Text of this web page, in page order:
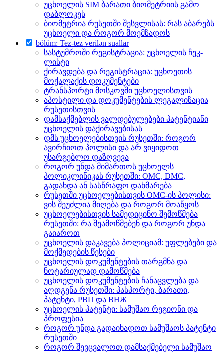
უცხოელის SIM ბარათი ბიომეტრიის გამო
დაბლოკეს
ბიომეტრია რუსეთში შესვლისას: რას აბარებს
უცხოელი და როგორ მოემზადოს
bölüm: Tez-tez verilən suallar
სასტუმროში რეგისტრაცია: უცხოელის ჩეკ-
ლისტი
ქირავდება და რეგისტრაცია: უცხოეთის
მოქალაქის დოკუმენტები
ტრანსპორტი მოსკოვში უცხოელისთვის
აპოსტილი და დოკუმენტების ლეგალიზაცია
რუსეთისთვის
დამსაქმებლის ვალდებულებები პატენტიანი
უცხოელის დაქირავებისას
დმს უცხოელებისთვის რუსეთში: როგორ
ავირჩიოთ პოლისი და არ ვიყიდოთ
უსარგებლო დაზღვევა
როგორ უნდა მიმართოს უცხოელს
პოლიკლინიკას რუსეთში: OMC, DMC,
გადახდა ან სასწრაფო დახმარება
რუსეთში უცხოელებისთვის OMC-ის პოლისი:
ვის შეუძლია მიღება და როგორ მოაწყოს
უცხოელებისთვის სამედიცინო შემოწმება
რუსეთში: რა შეამოწმებენ და როგორ უნდა
გაიაროთ
უცხოელის დაკავება პოლიციამ: უფლებები და
მოქმედების წესები
უცხოელის დოკუმენტების თარგმნა და
ნოტარიულად დამოწმება
უცხოელის დოკუმენტების ჩანაცვლება და
აღდგენა რუსეთში: პასპორტი, ბარათი,
პატენტი, РВП და ВНЖ
უცხოელის პატენტი: სამუშაო რეგიონი და
პროფესია
როგორ უნდა გადაიხადოთ სამუშაოს პატენტი
რუსეთში
როგორ შევცვალოთ დამსაქმებელი სამუშაო